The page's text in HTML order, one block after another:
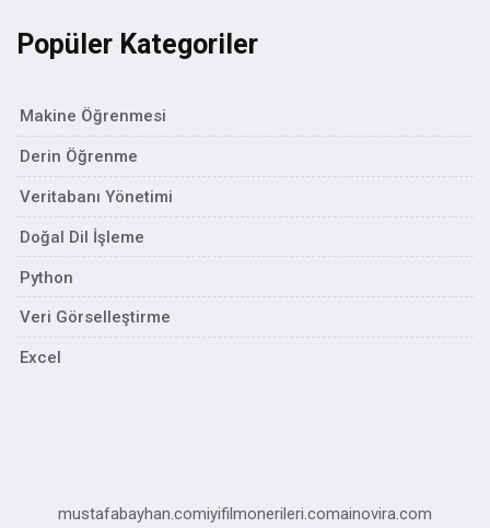
Popüler Kategoriler
Makine Öğrenmesi
Derin Öğrenme
Veritabanı Yönetimi
Doğal Dil İşleme
Python
Veri Görselleştirme
Excel
mustafabayhan.comiyifilmonerileri.comainovira.com